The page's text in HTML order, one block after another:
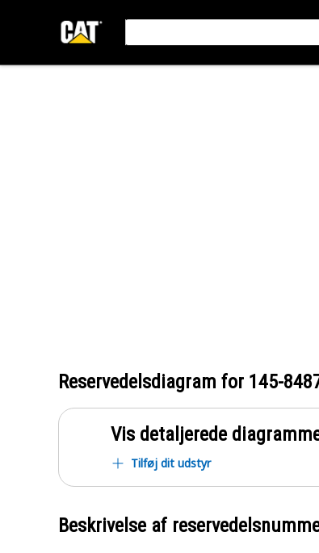
Reservedelsdiagram for 145-
Vis detaljerede
Tilføj dit udstyr
Beskrivelse af